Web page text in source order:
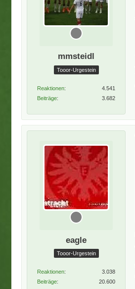
mmsteidl
Tooor-Urgestein
Reaktionen
4.541
Beiträge
3.682
eagle
Tooor-Urgestein
Reaktionen
3.038
Beiträge
20.600